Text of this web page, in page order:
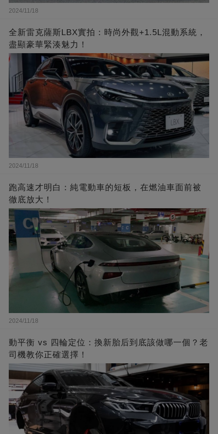
2024/11/18
全新雷克薩斯LBX實拍：時尚外觀+1.5L混動系統，
盡顯豪華緊湊魅力！
2024/11/18
跑高速才明白：純電動車的短板，在燃油車面前被
徹底放大！
2024/11/18
動平衡 vs 四輪定位：換新胎后到底該做哪一個？老
司機教你正確選擇！